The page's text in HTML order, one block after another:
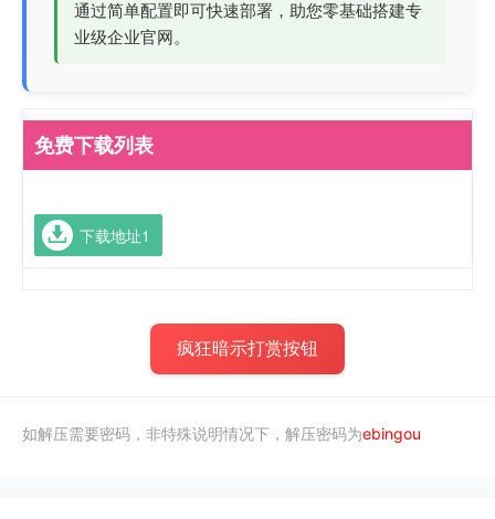
通过简单配置即可快速部署，助您零基础搭建专
业级企业官网。
免费下载列表
下载地址1
疯狂暗示打赏按钮
如解压需要密码，非特殊说明情况下，解压密码为ebingou